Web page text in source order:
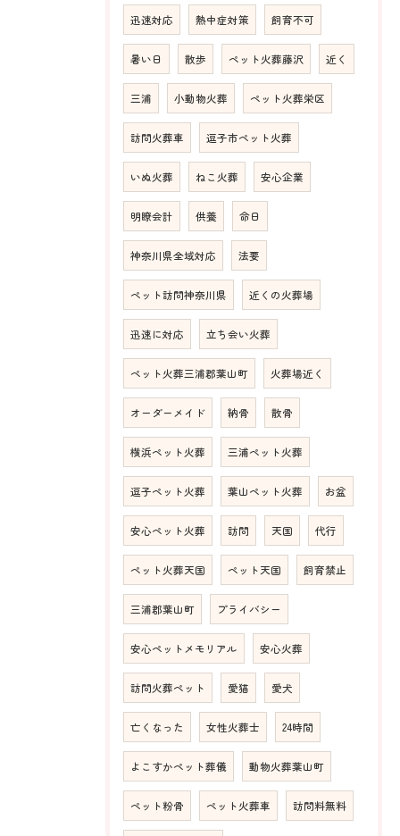
迅速対応 熱中症対策 飼育不可
暑い日 散歩 ペット火葬藤沢 近く
三浦 小動物火葬 ペット火葬栄区
訪問火葬車 逗子市ペット火葬
いぬ火葬 ねこ火葬 安心企業
明瞭会計 供養 命日
神奈川県全域対応 法要
ペット訪問神奈川県 近くの火葬場
迅速に対応 立ち会い火葬
ペット火葬三浦郡葉山町 火葬場近く
オーダーメイド 納骨 散骨
横浜ペット火葬 三浦ペット火葬
逗子ペット火葬 葉山ペット火葬 お盆
安心ペット火葬 訪問 天国 代行
ペット火葬天国 ペット天国 飼育禁止
三浦郡葉山町 プライバシー
安心ペットメモリアル 安心火葬
訪問火葬ペット 愛猫 愛犬
亡くなった 女性火葬士 24時間
よこすかペット葬儀 動物火葬葉山町
ペット粉骨 ペット火葬車 訪問料無料